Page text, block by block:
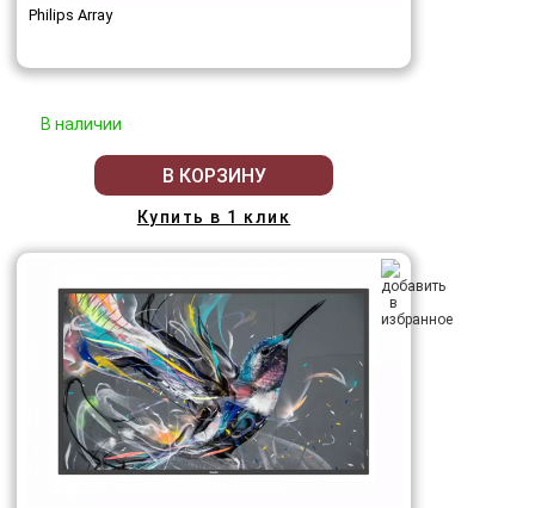
Philips Array
В наличии
В КОРЗИНУ
Купить в 1 клик